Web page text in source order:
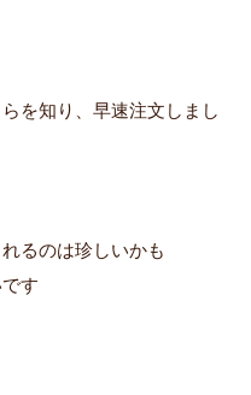
を知り、早速注文しまし
るのは珍しいかも
す